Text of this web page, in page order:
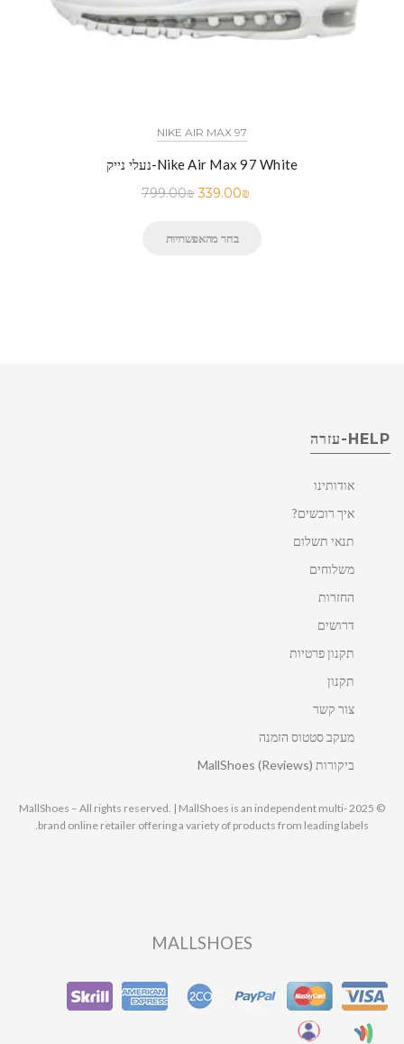
NIKE AIR MAX 97
נעלי נייק-Nike Air Max 97 White
799.00₪ 339.00₪
בחר מהאפשרויות
HELP-עזרה
אודותינו
איך רוכשים?
תנאי תשלום
משלוחים
החזרות
דרושים
תקנון פרטיות
תקנון
צור קשר
מעקב סטטוס הזמנה
ביקורות MallShoes (Reviews)
© 2025 MallShoes – All rights reserved. | MallShoes is an independent multi-
brand online retailer offering a variety of products from leading labels.
MALLSHOES